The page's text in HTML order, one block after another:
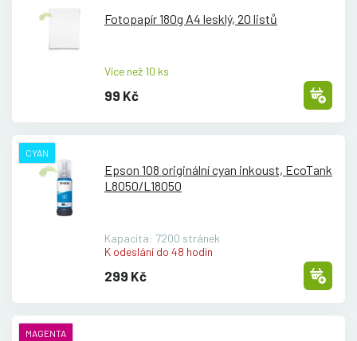
Fotopapír 180g A4 lesklý, 20 listů
Více než 10 ks
99 Kč
CYAN
Epson 108 originální cyan inkoust, EcoTank
L8050/L18050
Kapacita: 7200 stránek
K odeslání do 48 hodin
299 Kč
MAGENTA